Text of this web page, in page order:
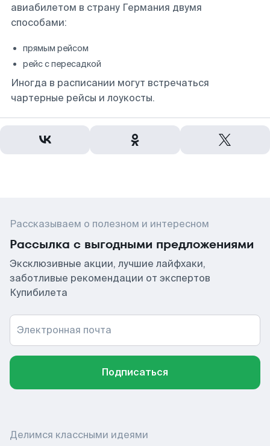
авиабилетом в страну Германия двумя
способами:
прямым рейсом
рейс с пересадкой
Иногда в расписании могут встречаться
чартерные рейсы и лоукосты.
Рассказываем о полезном и интересном
Рассылка с выгодными предложениями
Эксклюзивные акции, лучшие лайфхаки,
заботливые рекомендации от экспертов
Купибилета
Электронная почта
Подписаться
Делимся классными идеями